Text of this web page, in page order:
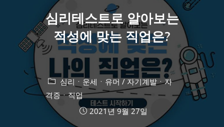
심리테스트로 알아보는
적성에 맞는 직업은?
심리ㆍ운세ㆍ유머 / 자기계발ㆍ자
격증ㆍ직업
2021년 9월 27일